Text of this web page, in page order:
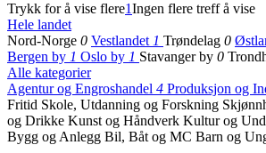
Trykk for å vise flere1Ingen flere treff å vise
Hele landet
Nord-Norge 0 Vestlandet 1 Trøndelag 0
Bergen by 1 Oslo by 1 Stavanger by 0
Alle kategorier
Agentur og Engroshandel 4 Produksjon og
Fritid Skole, Utdanning og Forskning
og Drikke Kunst og Håndverk Kultur og
Bygg og Anlegg Bil, Båt og MC Barn og